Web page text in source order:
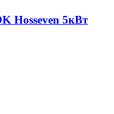
Hosseven 5кВт